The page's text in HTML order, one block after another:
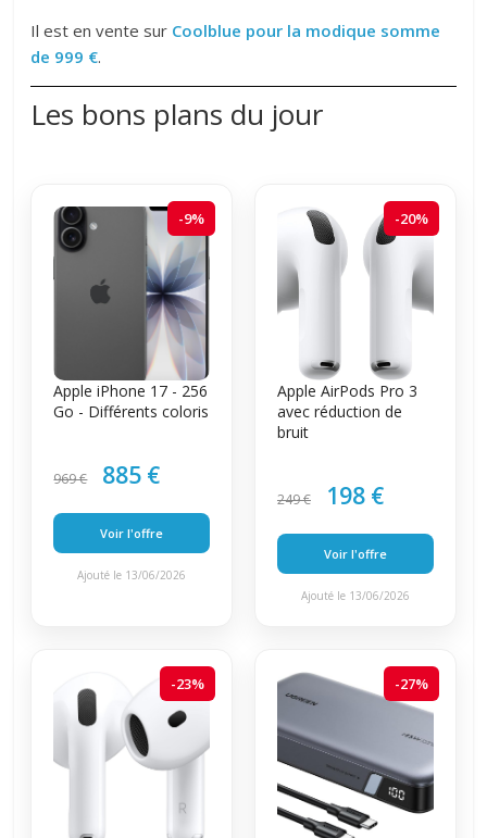
Il est en vente sur Coolblue pour la modique somme
de 999 €.
Les bons plans du jour
-9%
Apple iPhone 17 - 256
Go - Différents coloris
969 € 885 €
Voir l'offre
Ajouté le 13/06/2026
-20%
Apple AirPods Pro 3
avec réduction de
bruit
249 € 198 €
Voir l'offre
Ajouté le 13/06/2026
-23% -27%